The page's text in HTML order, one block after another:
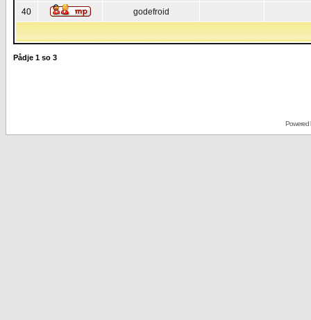
40 godefroid
Pådje 1 so 3
Powered